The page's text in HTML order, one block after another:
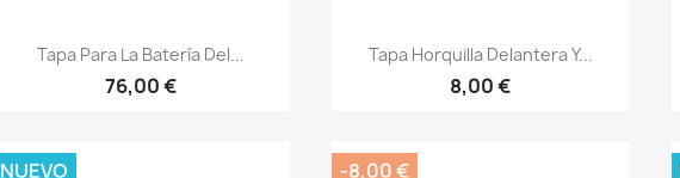
Vista rápida
Tapa Para La Batería Del...
76,00 €
Vista rápida
Tapa Horquilla Delantera Y...
8,00 €
NUEVO
-8,00 €